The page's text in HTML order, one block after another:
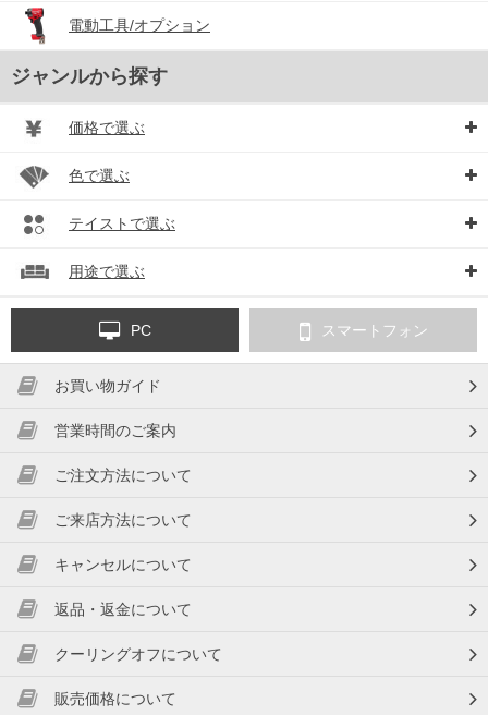
電動工具/オプション
ジャンルから探す
価格で選ぶ
色で選ぶ
テイストで選ぶ
用途で選ぶ
PC スマートフォン
お買い物ガイド
営業時間のご案内
ご注文方法について
ご来店方法について
キャンセルについて
返品・返金について
クーリングオフについて
販売価格について